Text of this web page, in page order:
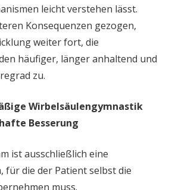
leicht verstehen lässt.
Konsequenzen gezogen,
weiter fort, die
häufiger, länger anhaltend und
zu.
Wirbelsäulengymnastik
Besserung
ist ausschließlich eine
für die der Patient selbst die
muss.